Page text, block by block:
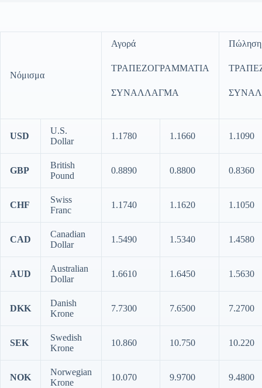
Νόμισμα
Αγορά
ΤΡΑΠΕΖΟΓΡΑΜΜΑΤΙΑ
ΣΥΝΑΛΛΑΓΜΑ
Πώληση
USD
U.S.
Dollar
1.1780 1.1660 1.1090
GBP
British
Pound
0.8890 0.8800 0.8360
CHF
Swiss
Franc
1.1740 1.1620 1.1050
CAD
Canadian
Dollar
1.5490 1.5340 1.4580
AUD
Australian
Dollar
1.6610 1.6450 1.5630
DKK
Danish
Krone
7.7300 7.6500 7.2700
SEK
Swedish
Krone
10.860 10.750 10.220
NOK
Norwegian
Krone
10.070 9.9700 9.4800